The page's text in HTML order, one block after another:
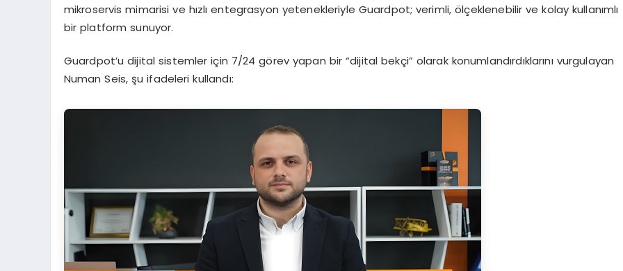
mikroservis mimarisi ve hızlı entegrasyon yetenekleriyle Guardpot; verimli, ölçeklenebilir ve kolay kullanımlı
bir platform sunuyor.
Guardpot’u dijital sistemler için 7/24 görev yapan bir “dijital bekçi” olarak konumlandırdıklarını vurgulayan
Numan Seis, şu ifadeleri kullandı: